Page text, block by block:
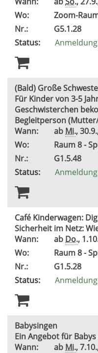
Wo:
Zoom-
Nr.:
G5.1.28
Status:
(Bald) Große
Für Kinder von 3-5
Geschwisterchen
Begleitperson
Wann:
ab Mi.,
Wo:
Raum 8 -
Nr.:
G1.5.48
Status:
Café Kinderwagen:
Sicherheit im Netz:
Wann:
ab Do.,
Wo:
Raum 8 -
Nr.:
G1.5.28
Status:
Babysingen
Ein Angebot für
Wann:
ab Mi.,